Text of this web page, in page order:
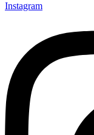
Instagram